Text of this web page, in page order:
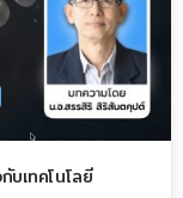
บเทคโนโลยี